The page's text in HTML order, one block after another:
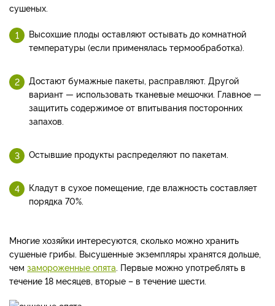
сушеных.
Высохшие плоды оставляют остывать до комнатной
температуры (если применялась термообработка).
Достают бумажные пакеты, расправляют. Другой
вариант — использовать тканевые мешочки. Главное —
защитить содержимое от впитывания посторонних
запахов.
Остывшие продукты распределяют по пакетам.
Кладут в сухое помещение, где влажность составляет
порядка 70%.
Многие хозяйки интересуются, сколько можно хранить
сушеные грибы. Высушенные экземпляры хранятся дольше,
чем замороженные опята . Первые можно употреблять в
течение 18 месяцев, вторые – в течение шести.